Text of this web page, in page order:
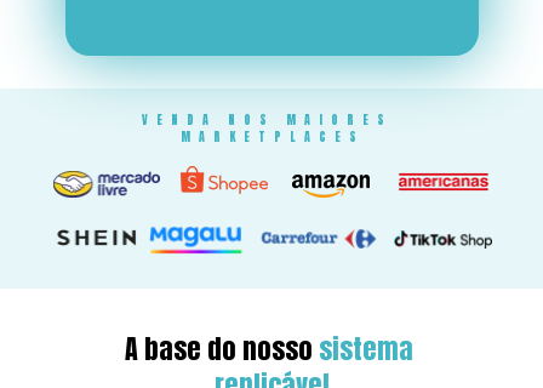
VENDA NOS MAIORES
MARKETPLACES
A base do nosso sistema